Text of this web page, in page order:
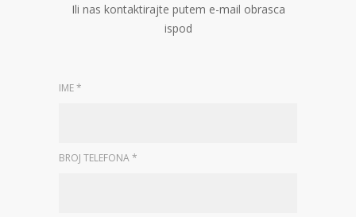
Ili nas kontaktirajte putem e-mail obrasca
ispod
IME *
BROJ TELEFONA *